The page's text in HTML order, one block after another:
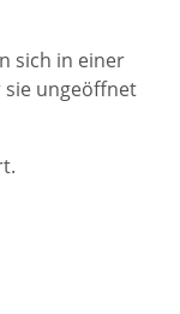
sich in einer
sie ungeöffnet